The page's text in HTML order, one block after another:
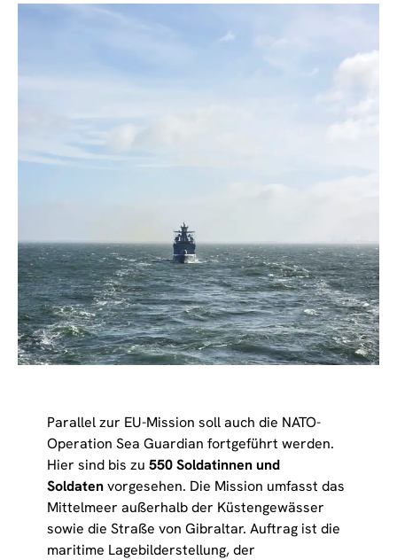
Parallel zur EU-Mission soll auch die NATO-
Operation Sea Guardian fortgeführt werden.
Hier sind bis zu 550 Soldatinnen und
Soldatenvorgesehen. Die Mission umfasst das
Mittelmeer außerhalb der Küstengewässer
sowie die Straße von Gibraltar. Auftrag ist die
maritime Lagebilderstellung, der